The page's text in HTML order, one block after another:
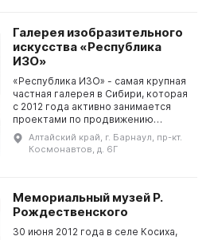
Галерея изобразительного
искусства «Республика
ИЗО»
«Республика ИЗО» - самая крупная
частная галерея в Сибири, которая
с 2012 года активно занимается
проектами по продвижению
изобразительного искусства. За
четыре года существования
галерея провела неск...
Алтайский край, г. Барнаул, пр-кт.
Космонавтов, д. 6Г
Мемориальный музей Р.
Рождественского
30 июня 2012 года в селе Косиха,